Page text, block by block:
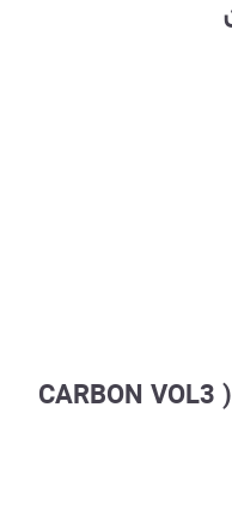
آلبوم کاغذ دیواری کربن 3 ( CARBON VOL3